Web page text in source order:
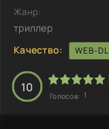
Жанр:
триллер
Качество:
WEB-DL
10
Голосов: 1